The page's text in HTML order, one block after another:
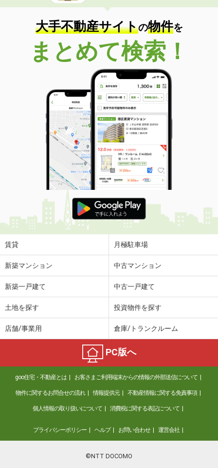
大手不動産サイトの物件を
まとめて検索！
賃貸 月極駐車場
新築マンション 中古マンション
新築一戸建て 中古一戸建て
土地を探す 投資物件を探す
店舗/事業用 倉庫/トランクルーム
PC版へ
goo住宅・不動産とは お客さまご利用端末からの情報の外部送信について
物件に関するお問合せの流れ 情報提供元 不動産情報に関する免責事項
個人情報の取り扱いについて 消費税に関する表記について
プライバシーポリシー ヘルプ お問い合わせ 運営会社
©NTT DOCOMO